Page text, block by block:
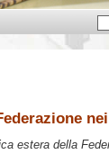
estera della